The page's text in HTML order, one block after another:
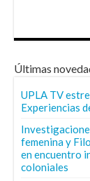
Últimas
UPLA TV
Experiencias
femenina y
en encuentro
coloniales